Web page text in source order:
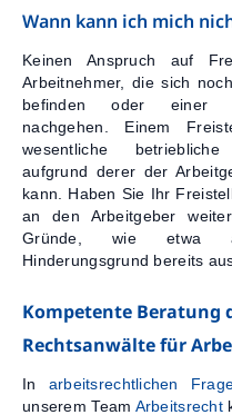
Wann kann ich mich
Keinen Anspruch auf
Arbeitnehmer, die sich
befinden oder einer
nachgehen. Einem
wesentliche
aufgrund derer der
kann. Haben Sie Ihr
an den Arbeitgeber
Gründe, wie etwa
Hinderungsgrund bereits
Kompetente Beratung
Rechtsanwälte für
In arbeitsrechtlichen
unserem Team Arbeitsrecht